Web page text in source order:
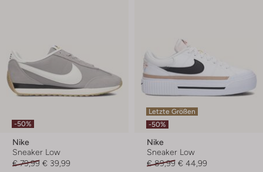
-50%
Nike
Sneaker Low
€ 79,99 € 39,99
Letzte Größen
-50%
Nike
Sneaker Low
€ 89,99 € 44,99